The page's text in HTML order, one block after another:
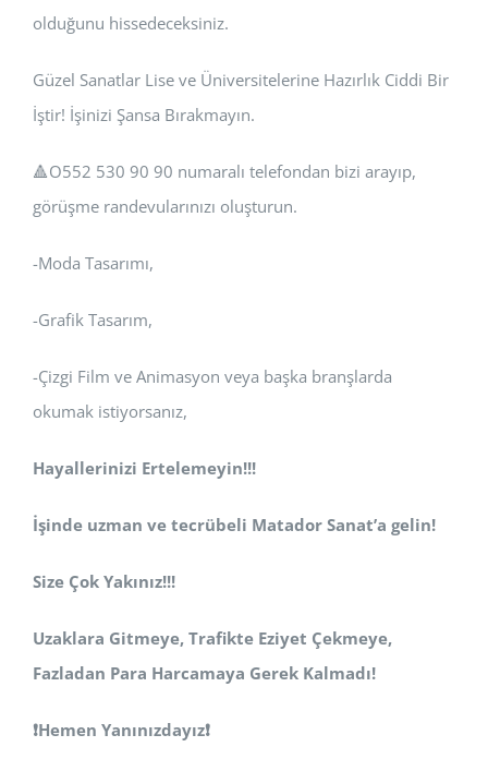
olduğunu hissedeceksiniz.
Güzel Sanatlar Lise ve Üniversitelerine Hazırlık Ciddi Bir
İştir! İşinizi Şansa Bırakmayın.
🔺️O552 530 90 90 numaralı telefondan bizi arayıp,
görüşme randevularınızı oluşturun.
-Moda Tasarımı,
-Grafik Tasarım,
-Çizgi Film ve Animasyon veya başka branşlarda
okumak istiyorsanız,
Hayallerinizi Ertelemeyin!!!
İşinde uzman ve tecrübeli Matador Sanat’a gelin!
Size Çok Yakınız!!!
Uzaklara Gitmeye, Trafikte Eziyet Çekmeye,
Fazladan Para Harcamaya Gerek Kalmadı!
❗Hemen Yanınızdayız❗